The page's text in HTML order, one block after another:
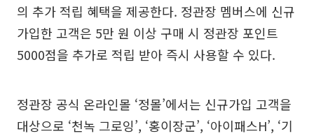
의 추가 적립 혜택을 제공한다. 정관장 멤버스에 신규
가입한 고객은 5만 원 이상 구매 시 정관장 포인트
5000점을 추가로 적립 받아 즉시 사용할 수 있다.
정관장 공식 온라인몰 ‘정몰’에서는 신규가입 고객을
대상으로 ‘천녹 그로잉’, ‘홍이장군’, ‘아이패스H’, ‘기